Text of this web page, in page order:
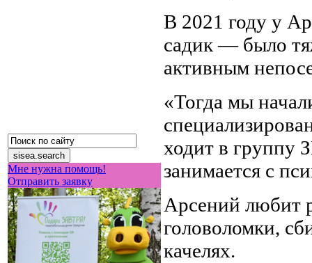
Мне нужна помощь!
Отправить заявку
В 2021 году у
садик — было
активным
«Тогда мы
ходит в группу
занимается с
Арсений любит
головоломки,
качелях.